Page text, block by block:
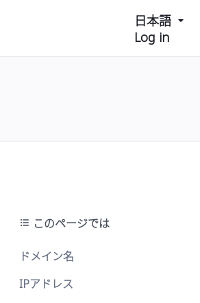
日本語
Log in
このページでは
ドメイン名
IPアドレス